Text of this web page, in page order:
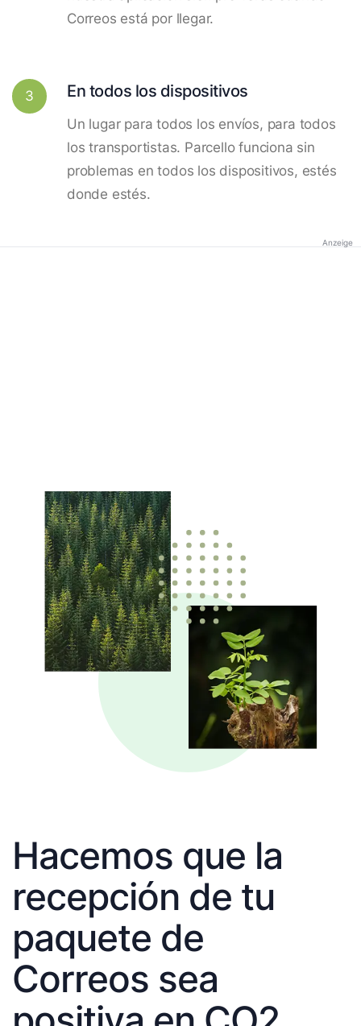
Correos está por llegar.
3 En todos los dispositivos
Un lugar para todos los envíos, para todos
los transportistas. Parcello funciona sin
problemas en todos los dispositivos, estés
donde estés.
Anzeige
Hacemos que la
recepción de tu
paquete de
Correos sea